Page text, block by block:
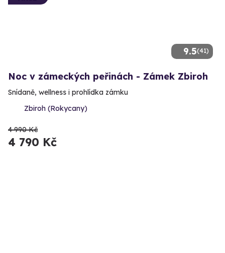
9.5(41)
Noc v zámeckých peřinách - Zámek Zbiroh
Snídaně, wellness i prohlídka zámku
Zbiroh (Rokycany)
4 990 Kč
4 790 Kč